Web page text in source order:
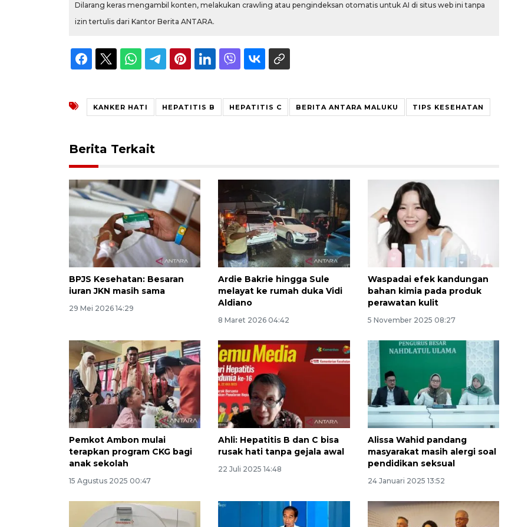
Dilarang keras mengambil konten, melakukan crawling atau pengindeksan otomatis untuk AI di situs web ini tanpa
izin tertulis dari Kantor Berita ANTARA.
KANKER HATI HEPATITIS B HEPATITIS C BERITA ANTARA MALUKU TIPS KESEHATAN
Berita Terkait
BPJS Kesehatan: Besaran
iuran JKN masih sama
29 Mei 2026 14:29
Ardie Bakrie hingga Sule
melayat ke rumah duka Vidi
Aldiano
8 Maret 2026 04:42
Waspadai efek kandungan
bahan kimia pada produk
perawatan kulit
5 November 2025 08:27
Pemkot Ambon mulai
terapkan program CKG bagi
anak sekolah
15 Agustus 2025 00:47
Ahli: Hepatitis B dan C bisa
rusak hati tanpa gejala awal
22 Juli 2025 14:48
Alissa Wahid pandang
masyarakat masih alergi soal
pendidikan seksual
24 Januari 2025 13:52
2026-08-06 18:45:00